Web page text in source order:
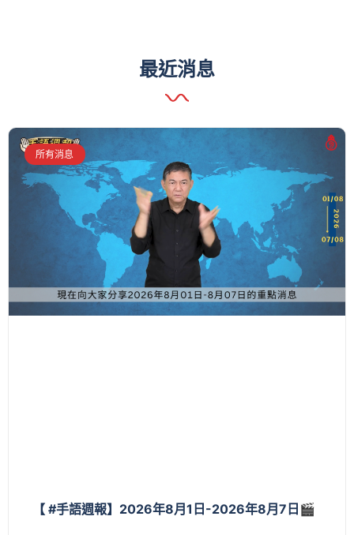
最近消息
所有消息
【 #手語週報】2026年8月1日-2026年8月7日🎬